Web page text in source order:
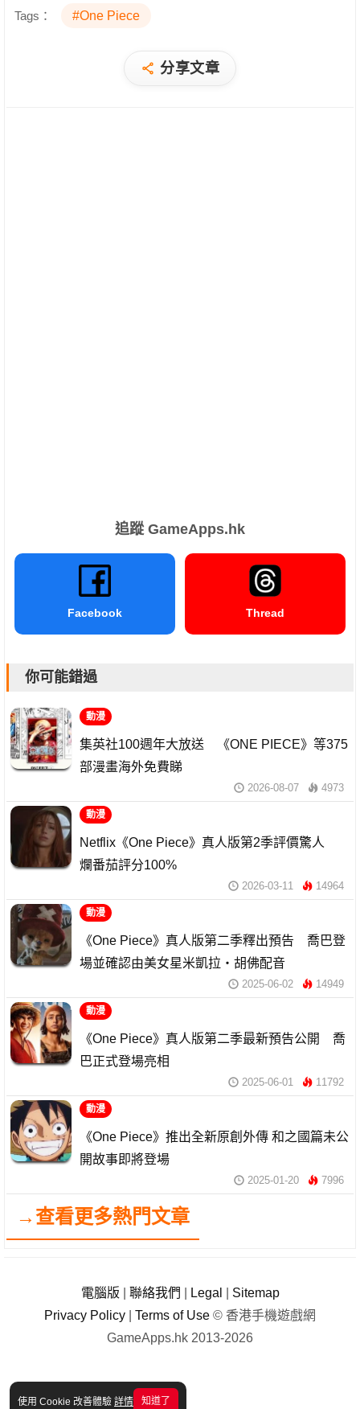
使用 Cookie 改善體驗 詳情 知道了
Tags： #One Piece
分享文章
追蹤 GameApps.hk
Facebook Thread
你可能錯過
動漫
集英社100週年大放送 《ONE PIECE》等375
部漫畫海外免費睇
2026-08-07 4973
動漫
Netflix《One Piece》真人版第2季評價驚人
爛番茄評分100%
2026-03-11 14964
動漫
《One Piece》真人版第二季釋出預告 喬巴登
場並確認由美女星米凱拉・胡佛配音
2025-06-02 14949
動漫
《One Piece》真人版第二季最新預告公開 喬
巴正式登場亮相
2025-06-01 11792
動漫
《One Piece》推出全新原創外傳 和之國篇未公
開故事即將登場
2025-01-20 7996
→查看更多熱門文章
電腦版 聯絡我們 Legal
Sitemap
Privacy Policy
Terms of Use © 香港手機遊戲網
GameApps.hk 2013-2026